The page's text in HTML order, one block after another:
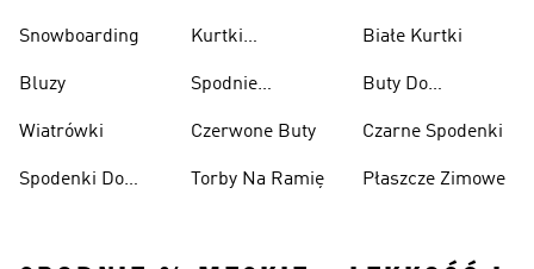
Snowboarding
Bluzy
Wiatrówki
Spodenki Do
Kurtki
Spodnie
Czerwone Buty
Torby Na Ramię
Ciężarów
Białe Kurtki
Buty Do
Czarne Spodenki
Płaszcze Zimowe